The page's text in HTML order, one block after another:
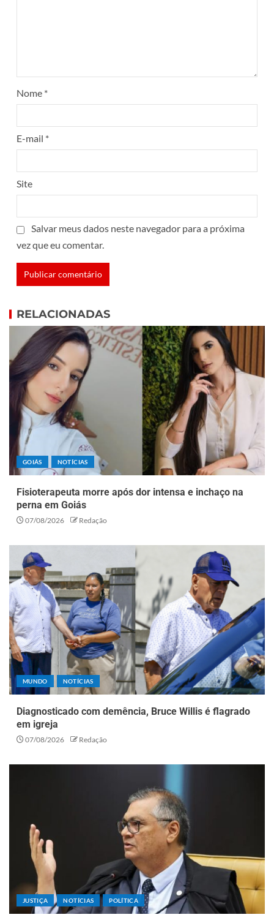
Nome *
E-mail *
Site
Salvar meus dados neste navegador para a próxima
vez que eu comentar.
RELACIONADAS
GOIÁS NOTÍCIAS
Fisioterapeuta morre após dor intensa e inchaço na
perna em Goiás
07/08/2026 Redação
MUNDO NOTÍCIAS
Diagnosticado com demência, Bruce Willis é flagrado
em igreja
07/08/2026 Redação
JUSTIÇA NOTÍCIAS POLÍTICA